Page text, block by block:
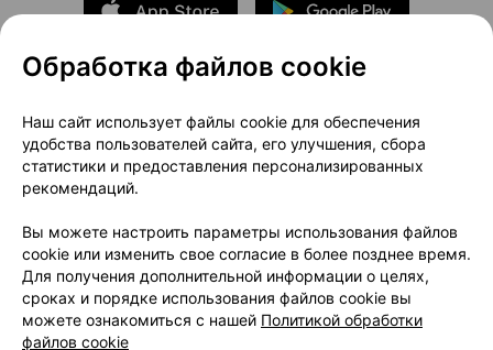
О проекте
Новости проекта
Размещение рекламы
Медицинский маркетинг
Публичный договор
Доставка
Способы оплаты
Вакансии
Партнеры
Написать руководителю 103.by
Написать в поддержку
Персональные настройки Cookie
Обработка файлов cookie
Наш сайт использует файлы cookie для обеспечения
удобства пользователей сайта, его улучшения, сбора
статистики и предоставления персонализированных
рекомендаций.
Вы можете настроить параметры использования файлов
cookie или изменить свое согласие в более позднее время.
Для получения дополнительной информации о целях,
сроках и порядке использования файлов cookie вы
можете ознакомиться с нашей Политикой обработки
файлов cookie